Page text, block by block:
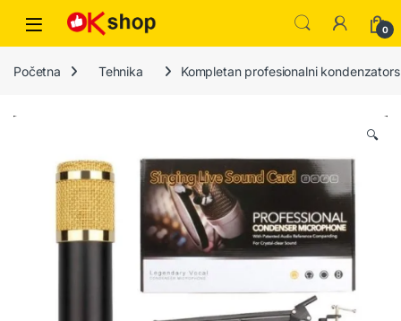
0
Početna Tehnika Kompletan profesionalni
🔍